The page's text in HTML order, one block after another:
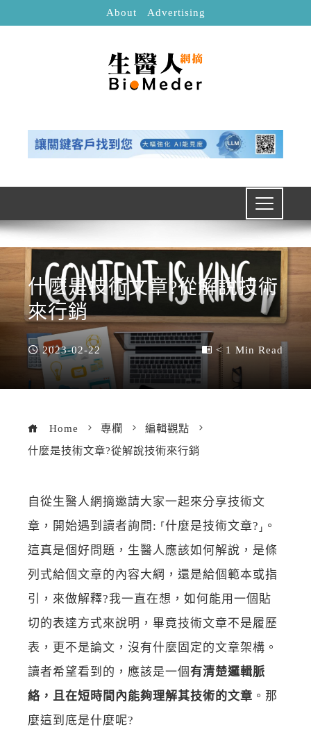
About Advertising
什麼是技術文章?從解說技術
來行銷
2023-02-22 < 1 Min Read
Home 專欄
編輯觀點
什麼是技術文章?從解說技術來行銷
自從生醫人網摘邀請大家一起來分享技術文
章，開始遇到讀者詢問: ⸢什麼是技術文章?⸥。
這真是個好問題，生醫人應該如何解說，是條
列式給個文章的內容大綱，還是給個範本或指
引，來做解釋?我一直在想，如何能用一個貼
切的表達方式來說明，畢竟技術文章不是履歷
表，更不是論文，沒有什麼固定的文章架構。
讀者希望看到的，應該是一個 有清楚邏輯脈
絡，且在短時間內能夠理解其技術的文章 。那
麼這到底是什麼呢?